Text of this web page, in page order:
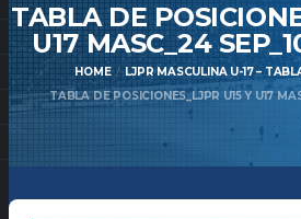
TABLA DE
U17 MASC_24
HOME
LJPR MASCULINA U-17 –
TABLA DE POSICIONES_LJPR U15 Y U17